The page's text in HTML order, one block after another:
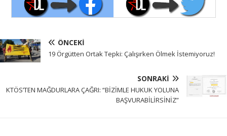
ÖNCEKI
19 Örgütten Ortak Tepki: Çalışırken Ölmek İstemiyoruz!
SONRAKI
KTÖS’TEN MAĞDURLARA ÇAĞRI: “BİZİMLE HUKUK YOLUNA
BAŞVURABİLİRSİNİZ”